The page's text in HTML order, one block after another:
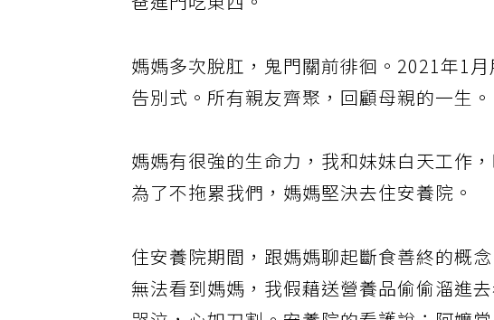
爸進門吃東西。
媽媽多次脫肛，鬼門關前徘徊。2021年1
告別式。所有親友齊聚，回顧母親的一生。
媽媽有很強的生命力，我和妹妹白天工作
為了不拖累我們，媽媽堅決去住安養院。
住安養院期間，跟媽媽聊起斷食善終的概
無法看到媽媽，我假藉送營養品偷偷溜進